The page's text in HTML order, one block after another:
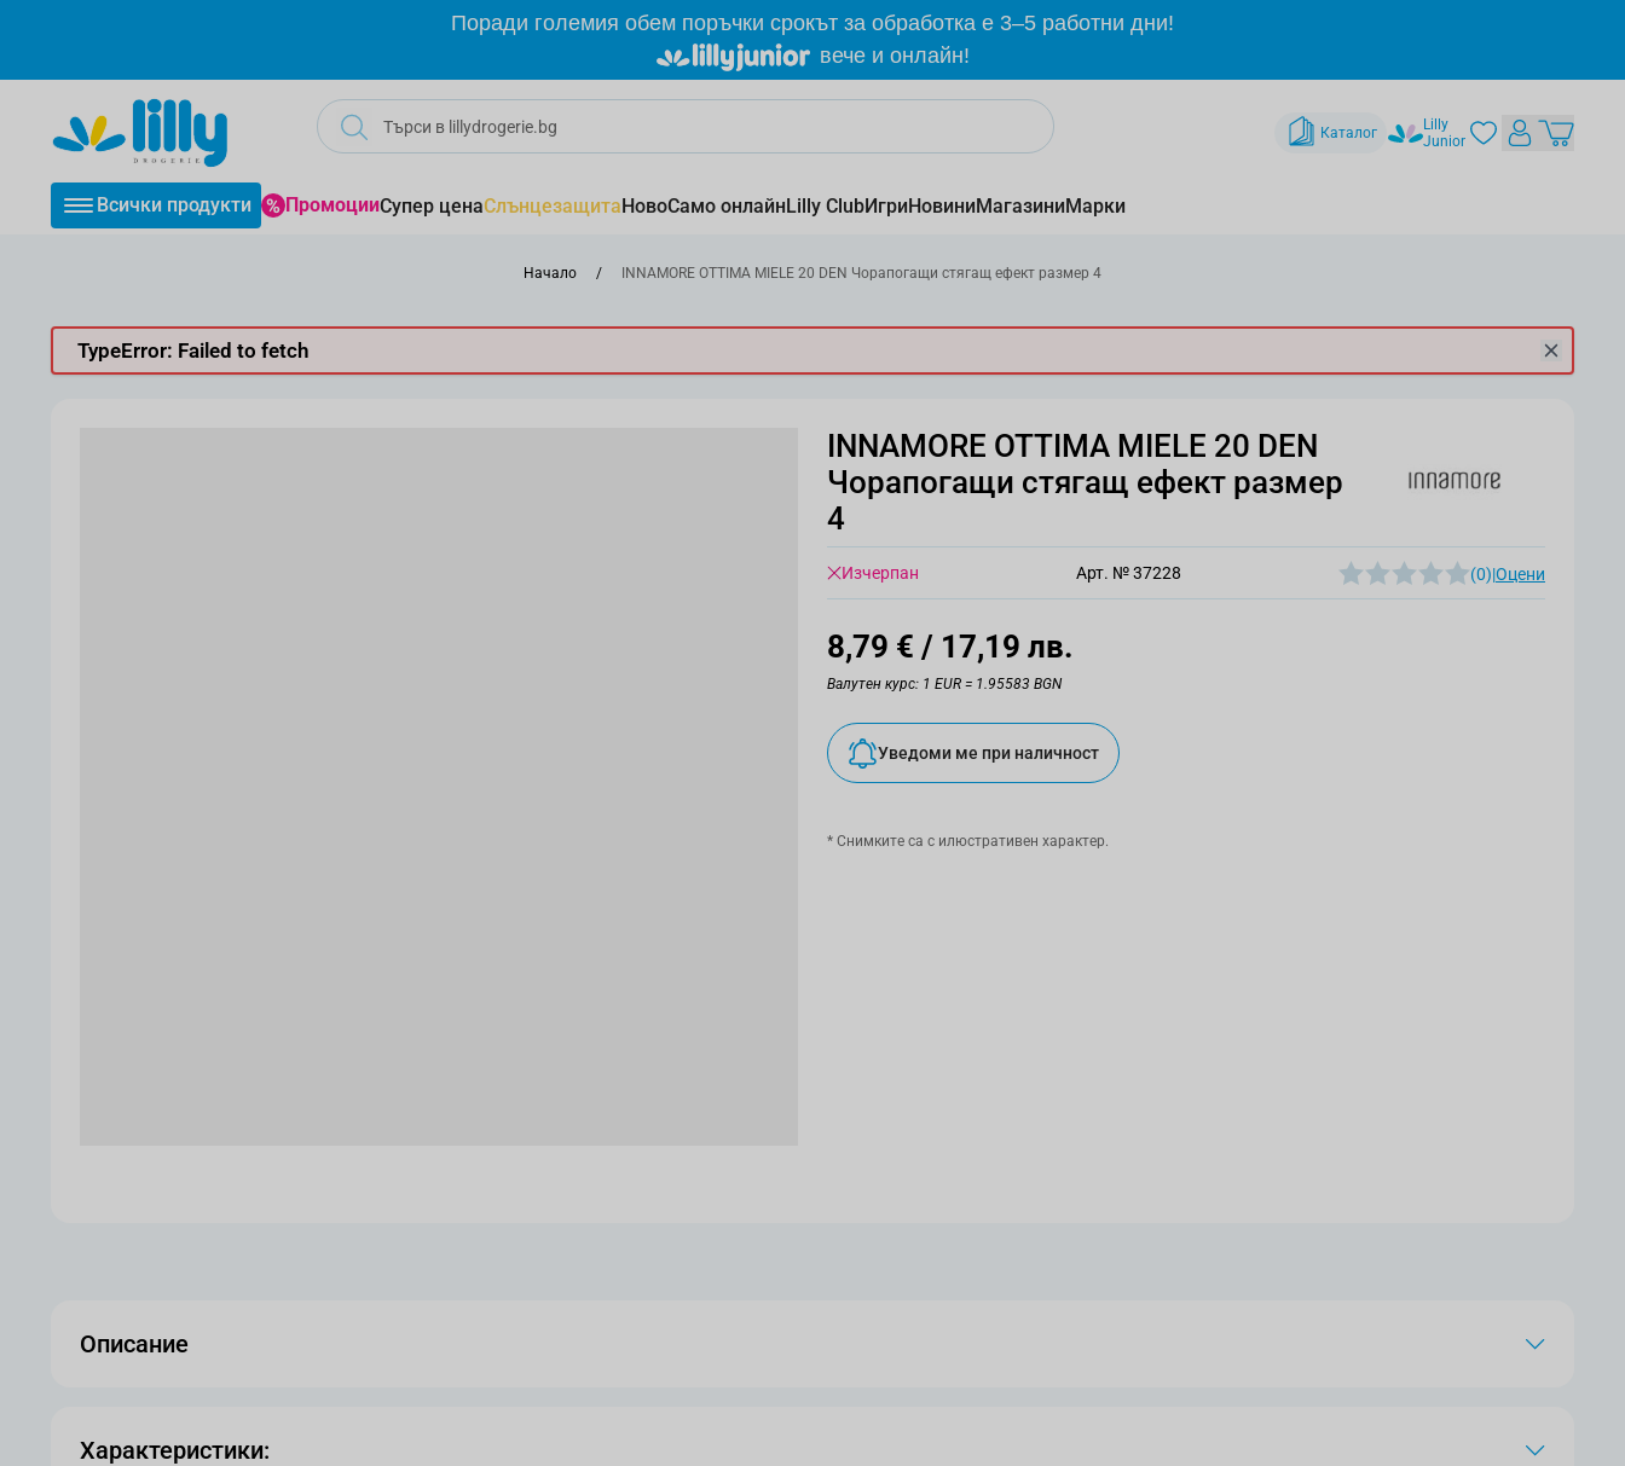
Поради големия обем поръчки срокът за обработка е 3–5 работни дни!
вече и онлайн!
Каталог
Lilly
Junior
Всички продукти ПромоцииСупер ценаСлънцезащитаНовоСамо онлайнLilly ClubИгриНовиниМагазиниМарки
Начало / INNAMORE OTTIMA MIELE 20 DEN Чорапогащи стягащ ефект размер 4
TypeError: Failed to fetch
INNAMORE OTTIMA MIELE 20 DEN
Чорапогащи стягащ ефект размер
4
Изчерпан Арт. №37228 (0)|Оцени
8,79 € / 17,19 лв.
Валутен курс: 1 EUR = 1.95583 BGN
Уведоми ме при наличност
* Снимките са с илюстративен характер.
Описание
Характеристики: